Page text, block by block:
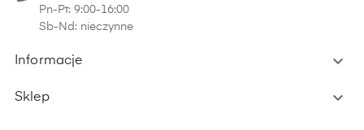
Pn-Pt: 9:00-16:00
Sb-Nd: nieczynne
Informacje 
Sklep 